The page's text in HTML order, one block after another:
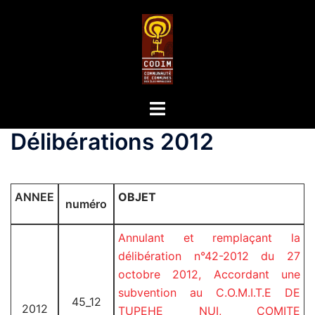
Délibérations 2012
ANNEE numéro OBJET
2012 45_12
Annulant et remplaçant la
délibération n°42-2012 du 27
octobre 2012, Accordant une
subvention au C.O.M.I.T.E DE
TUPEHE NUI, COMITE